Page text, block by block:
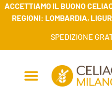
ACCETTIAMO IL BUONO
REGIONI: LOMBARDIA,
SPEDIZIONE